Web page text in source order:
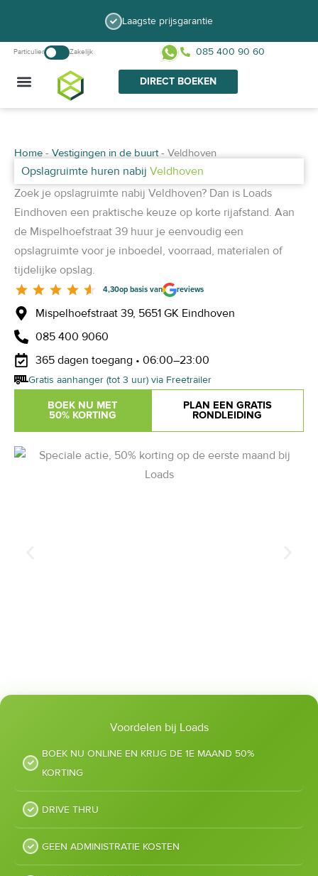
Laagste prijsgarantie
085 400 90 60
Particulier Zakelijk
DIRECT BOEKEN
Home - Vestigingen in de buurt- Veldhoven
Opslagruimte huren nabij Veldhoven
Zoek je opslagruimte nabij Veldhoven? Dan is Loads
Eindhoven een praktische keuze op korte rijafstand. Aan
de Mispelhoefstraat 39 huur je eenvoudig een
opslagruimte voor je inboedel, voorraad, materialen of
tijdelijke opslag.
4,30op basis van reviews
Mispelhoefstraat 39, 5651 GK Eindhoven
085 400 9060
365 dagen toegang • 06:00–23:00
Gratis aanhanger (tot 3 uur) via Freetrailer
BOEK NU MET
50% KORTING
PLAN EEN GRATIS
RONDLEIDING
Voordelen bij Loads
BOEK NU ONLINE EN KRIJG DE 1E MAAND 50%
KORTING
DRIVE THRU
GEEN ADMINISTRATIE KOSTEN